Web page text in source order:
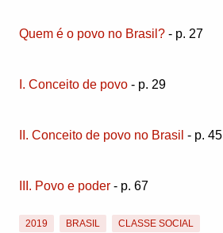
Quem é o povo no Brasil? - p. 27
I. Conceito de povo - p. 29
II. Conceito de povo no Brasil - p. 45
III. Povo e poder - p. 67
2019 BRASIL CLASSE SOCIAL